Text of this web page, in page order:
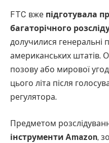
FTC вже підготувала
багаторічного
долучилися генеральні
американських штатів.
позову або мирової
цього літа після
регулятора.
Предметом
інструменти Amazon,